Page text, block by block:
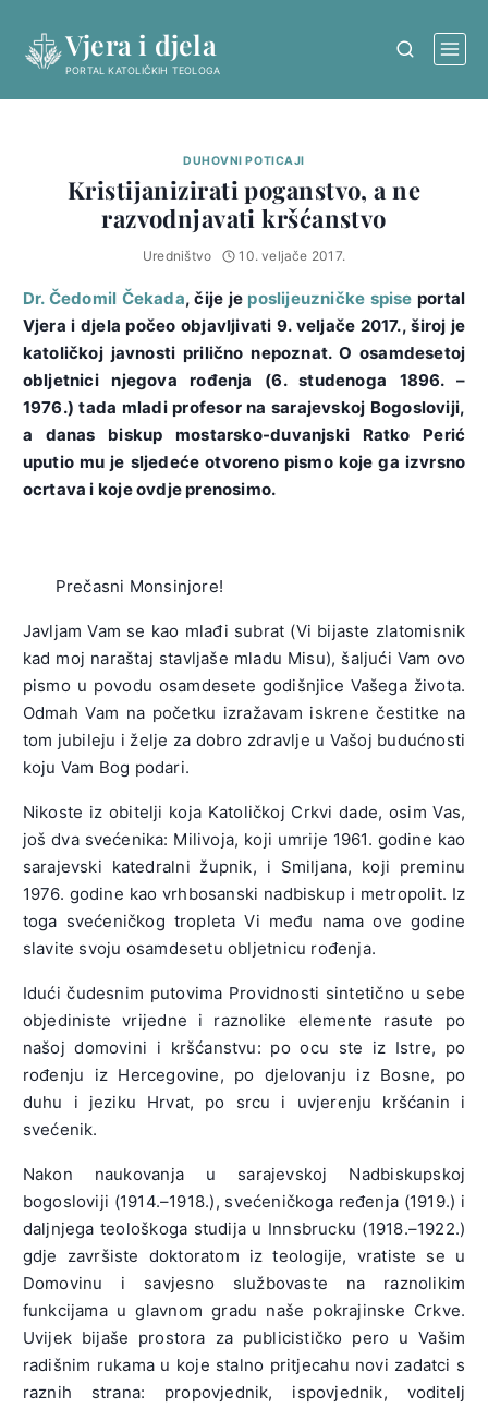
content
Vjera i djela
PORTAL KATOLIČKIH TEOLOGA
DUHOVNI POTICAJI
Kristijanizirati poganstvo, a ne
razvodnjavati kršćanstvo
Uredništvo 10. veljače 2017.
Dr. Čedomil Čekada, čije je poslijeuzničke spise portal
Vjera i djela počeo objavljivati 9. veljače 2017., široj je
katoličkoj javnosti prilično nepoznat. O osamdesetoj
obljetnici njegova rođenja (6. studenoga 1896. –
1976.) tada mladi profesor na sarajevskoj Bogosloviji,
a danas biskup mostarsko-duvanjski Ratko Perić
uputio mu je sljedeće otvoreno pismo koje ga izvrsno
ocrtava i koje ovdje prenosimo.
Prečasni Monsinjore!
Javljam Vam se kao mlađi subrat (Vi bijaste zlatomisnik
kad moj naraštaj stavljaše mladu Misu), šaljući Vam ovo
pismo u povodu osamdesete godišnjice Vašega života.
Odmah Vam na početku izraža­vam iskrene čestitke na
tom jubileju i želje za dobro zdravlje u Vašoj budućnosti
koju Vam Bog podari.
Nikoste iz obitelji koja Katoličkoj Crkvi dade, osim Vas,
još dva svećenika: Milivoja, koji umrije 1961. godine kao
sarajevski katedralni župnik, i Smiljana, koji preminu
1976. godine kao vrhbosanski nadbiskup i metropolit. Iz
toga svećeničkog tropleta Vi među nama ove godine
slavite svoju osamdesetu obljetnicu rođenja.
Idući čudesnim putovima Providnosti sintetično u sebe
objediniste vrijedne i raznolike elemente rasute po
našoj domovini i kršćanstvu: po ocu ste iz Istre, po
rođenju iz Hercegovine, po djelovanju iz Bosne, po
duhu i jeziku Hrvat, po srcu i uvjerenju kršćanin i
svećenik.
Nakon naukovanja u sarajevskoj Nadbiskupskoj
bogosloviji (1914.–1918.), svećeničkoga ređenja (1919.) i
daljnjega teološkoga studija u Innsbrucku (1918.–1922.)
gdje završiste doktoratom iz teologije, vratiste se u
Domovinu i savjesno službovaste na raznolikim
funkcijama u glavnom gradu naše pokrajinske Crkve.
Uvijek bijaše prostora za publi­cističko pero u Vašim
radišnim rukama u koje stalno pritjecahu novi zadatci s
raznih strana: propovjednik, ispovjednik, voditelj